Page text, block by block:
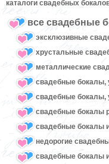
каталоги свадебных
все свадебные
эксклюзивные
хрустальные
металлические
свадебные бокалы,
свадебные бокалы,
свадебные бокалы
свадебные бокалы
недорогие
свадебные бокалы